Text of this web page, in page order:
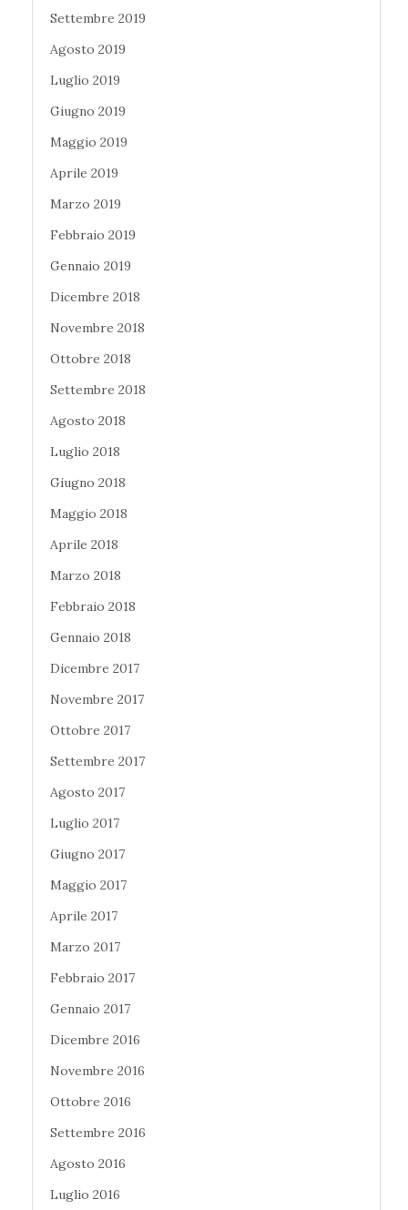
Settembre 2019
Agosto 2019
Luglio 2019
Giugno 2019
Maggio 2019
Aprile 2019
Marzo 2019
Febbraio 2019
Gennaio 2019
Dicembre 2018
Novembre 2018
Ottobre 2018
Settembre 2018
Agosto 2018
Luglio 2018
Giugno 2018
Maggio 2018
Aprile 2018
Marzo 2018
Febbraio 2018
Gennaio 2018
Dicembre 2017
Novembre 2017
Ottobre 2017
Settembre 2017
Agosto 2017
Luglio 2017
Giugno 2017
Maggio 2017
Aprile 2017
Marzo 2017
Febbraio 2017
Gennaio 2017
Dicembre 2016
Novembre 2016
Ottobre 2016
Settembre 2016
Agosto 2016
Luglio 2016